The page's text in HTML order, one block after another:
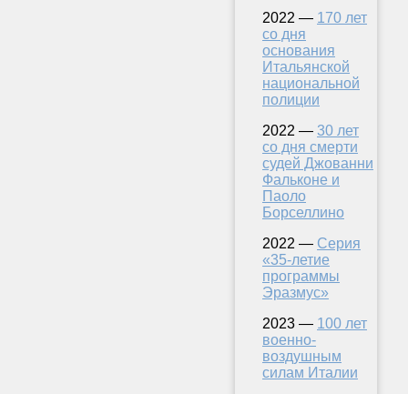
2022 — 170 лет
со дня
основания
Итальянской
национальной
полиции
2022 — 30 лет
со дня смерти
судей Джованни
Фальконе и
Паоло
Борселлино
2022 — Серия
«35-летие
программы
Эразмус»
2023 — 100 лет
военно-
воздушным
силам Италии